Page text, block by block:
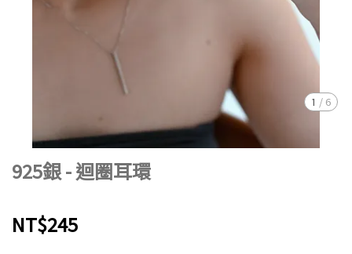
1 / 6
925銀 - 迴圈耳環
NT$245